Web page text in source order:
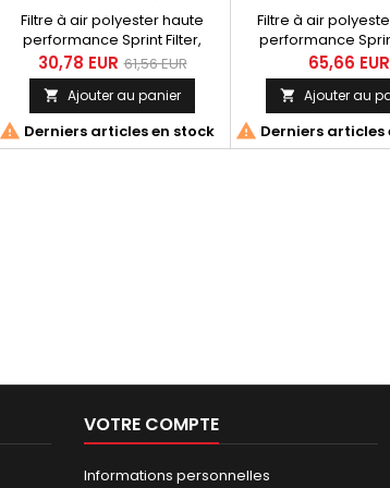
Filtre à air polyester haute
performance Sprint Filter,
référence PM106S pour Suzuki
Burgman 400 (06-), Burgman
400 ST (12-)
30,78 EUR 61,56 EUR
 Ajouter au panier
 Derniers articles en stock
Filtre à air
performance
référence
65,66 EUR
 Ajouter au
 Derniers articles
VOTRE COMPTE
Informations personnelles